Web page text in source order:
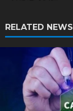
a
d
i
RELATED NEWS